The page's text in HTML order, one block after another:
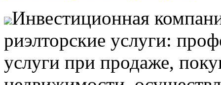
Инвестиционная
риэлторские услуги:
услуги при продаже,